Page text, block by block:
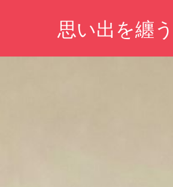
ン
思い出を纏